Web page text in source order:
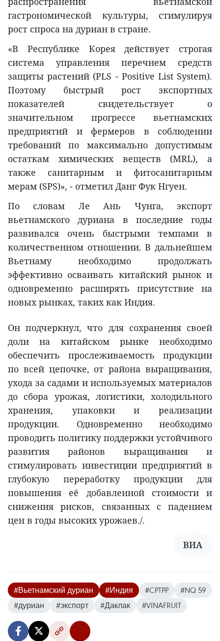
гастрономической культуры, стимулируя
рост спроса на дуриан в стране.
«В Республике Корея действует строгая
система управления перечнем средств
защиты растений (PLS - Positive List System).
Поэтому быстрый рост экспортных
показателей свидетельствует о
значительном прогрессе вьетнамских
предприятий и фермеров в соблюдении
требований по максимально допустимым
остаткам химических веществ (MRL), а
также санитарным и фитосанитарным
мерам (SPS)», - отметил Данг Фук Нгуен.
По словам Ле Ань Чунга, экспорт
вьетнамского дуриана в последние годы
развивался очень быстрыми темпами в
количественном отношении. В дальнейшем
Вьетнаму необходимо продолжать
эффективно осваивать китайский рынок и
одновременно расширять присутствие на
новых рынках, таких как Индия.
Он подчеркнул, что для сохранения своей
доли на китайском рынке необходимо
обеспечить прослеживаемость продукции
по всей цепочке, от района выращивания,
ухода за садами и используемых материалов
до сбора урожая, логистики, холодильного
хранения, упаковки и реализации
продукции. Одновременно необходимо
проводить политику поддержки устойчивого
развития районов выращивания и
стимулировать инвестиции предприятий в
глубокую переработку продукции для
повышения её добавленной стоимости и
снижения рисков, связанных с падением
цен в годы высоких урожаев./.
ВИА
#Вьетнамский дуриан #Индия #CPTPP
#NQ 59
#дуриан
#экспорт #Даклак #VINAFRUIT